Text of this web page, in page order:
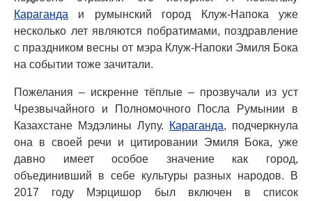
Караганда и румынский город Клуж-Напока уже
несколько лет являются побратимами, поздравление
с праздником весны от мэра Клуж-Напоки Эмиля Бока
на событии тоже зачитали.
Пожелания – искренне тёплые – прозвучали из уст
Чрезвычайного и Полномочного Посла Румынии в
Казахстане Мэдэлины Лупу.
Караганда, подчеркнула
она в своей речи и цитировании Эмиля Бока, уже
давно имеет особое значение как город,
объединивший в себе культуры разных народов. В
2017 году Мэрцишор был включен в список